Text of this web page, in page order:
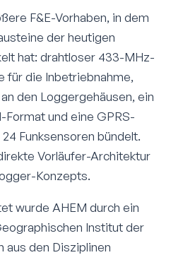
F&E-Vorhaben, in dem
der heutigen
hat: drahtloser 433-MHz-
für die Inbetriebnahme,
den Loggergehäusen, ein
Format und eine GPRS-
Funksensoren bündelt.
Vorläufer-Architektur
Konzepts.
wurde AHEM durch ein
Institut der
aus den Disziplinen